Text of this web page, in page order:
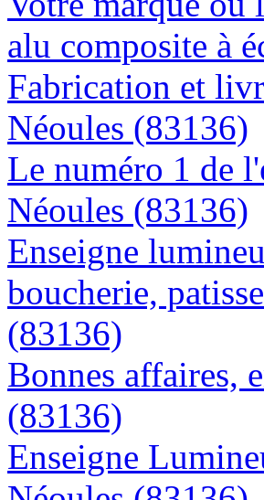
alu composite à
Fabrication et
Néoules (83136)
Le numéro 1 de
Néoules (83136)
Enseigne
boucherie,
(83136)
Bonnes affaires,
(83136)
Enseigne